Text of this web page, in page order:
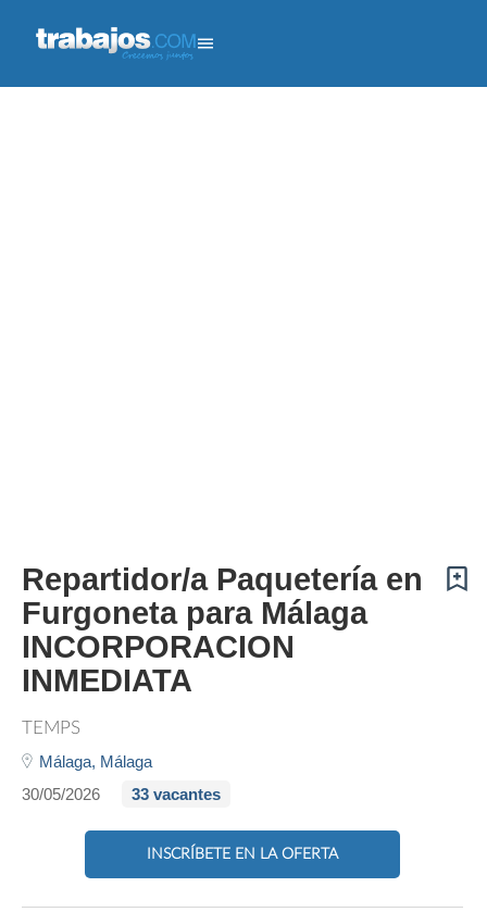
Repartidor/a Paquetería en
Furgoneta para Málaga
INCORPORACION
INMEDIATA
TEMPS
Málaga, Málaga
30/05/2026
33 vacantes
INSCRÍBETE EN LA OFERTA